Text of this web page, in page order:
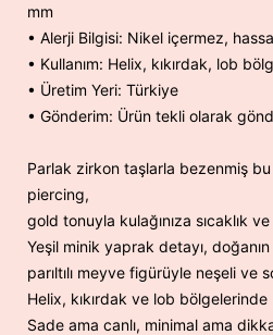
mm
• Alerji Bilgisi: Nikel içermez,
• Kullanım: Helix, kıkırdak, lob
• Üretim Yeri: Türkiye
• Gönderim: Ürün tekli olarak
Parlak zirkon taşlarla bezenmiş
piercing,
gold tonuyla kulağınıza sıcaklık
Yeşil minik yaprak detayı,
parıltılı meyve figürüyle neşeli ve
Helix, kıkırdak ve lob bölgelerinde
Sade ama canlı, minimal ama